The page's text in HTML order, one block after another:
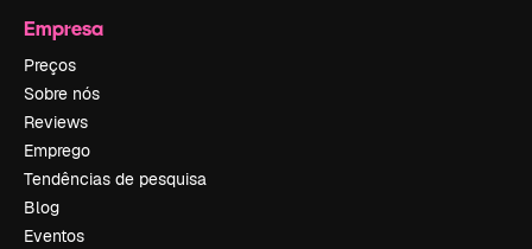
Empresa
Preços
Sobre nós
Reviews
Emprego
Tendências de pesquisa
Blog
Eventos